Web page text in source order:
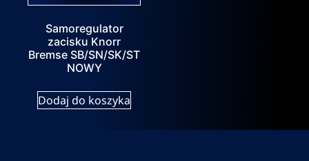
Samoregulator
zacisku Knorr
Bremse SB/SN/SK/ST
NOWY
Dodaj do koszyka